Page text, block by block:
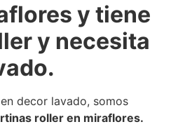
y tiene
y necesita
decor lavado, somos
roller en miraflores.